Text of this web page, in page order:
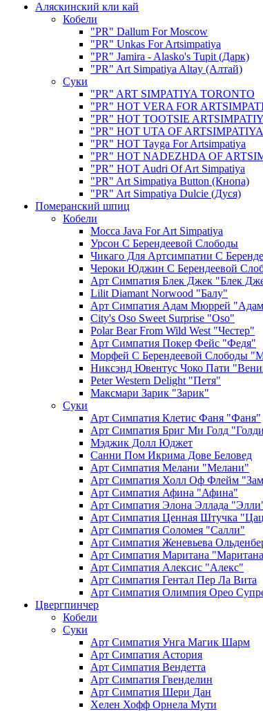
Аляскинский кли кай
Кобели
"PR" Dallum For Moscow
"PR" Unkas For Artsimpatiya
"PR" Jamira - Alasko's Tupit (Дарк)
"PR" Art Simpatiya Altay (Алтай)
Суки
"PR" ART SIMPATIYA TORONTO
"PR" HOT VERA FOR
"PR" HOT TOOTSIE
"PR" HOT UTA OF ARTSIMPATIYA
"PR" HOT Tayga For Artsimpatiya
"PR" HOT NADEZHDA OF
"PR" HOT Audri Of Art Simpatiya
"PR" Art Simpatiya Button (Кнопа)
"PR" Art Simpatiya Dulcie (Дуся)
Померанский шпиц
Кобели
Mocca Java For Art Simpatiya
Урсон С Берендеевой Слободы
Чикаго Для Артсимпатии С
Чероки Юджин С Берендеевой
Арт Симпатия Блек Джек "Блек
Lilit Diamant Norwood "Балу"
Арт Симпатия Адам Мюррей
City's Oso Sweet Surprise "Oso"
Polar Bear From Wild West "Честер"
Арт Симпатия Покер Фейс "Федя"
Морфей С Берендеевой Слободы
Никсэнд Ювентус Чоко Пати
Peter Western Delight "Петя"
Максмари Зарик "Зарик"
Суки
Арт Симпатия Клетис Фаня "Фаня"
Арт Симпатия Бриг Ми Голд
Мэджик Долл Юджет
Санни Пом Икрима Дове Беловед
Арт Симпатия Мелани "Мелани"
Арт Симпатия Холл Оф Флейм
Арт Симпатия Афина "Афина"
Арт Симпатия Элона Эллада
Арт Симпатия Ценная Штучка
Арт Симпатия Соломея "Салли"
Арт Симпатия Женевьева
Арт Симпатия Маритана
Арт Симпатия Алексис "Алекс"
Арт Симпатия Гентал Пер Ла Вита
Арт Симпатия Олимпия Орео
Цвергпинчер
Кобели
Суки
Арт Симпатия Унга Магик Шарм
Арт Симпатия Астория
Арт Симпатия Вендетта
Арт Симпатия Гвенделин
Арт Симпатия Шери Дан
Хелен Хофф Орнела Мути